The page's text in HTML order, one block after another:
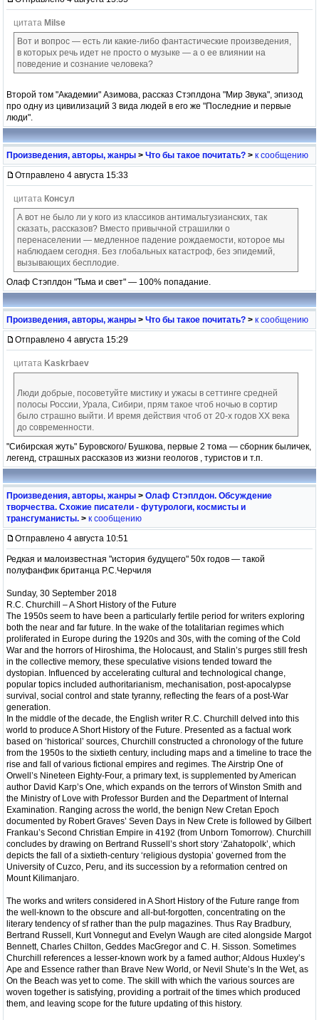
цитата Milse
Вот и вопрос — есть ли какие-либо фантастические произведения,
в которых речь идет не просто о музыке — а о ее влиянии на
поведение и сознание человека?
Второй том "Академии" Азимова, рассказ Стэплдона "Мир Звука", эпизод
про одну из цивилизаций 3 вида людей в его же "Последние и первые
люди".
Произведения, авторы, жанры > Что бы такое почитать? > к сообщению
Отправлено 4 августа 15:33
цитата Консул
А вот не было ли у кого из классиков антимальтузианских, так
сказать, рассказов? Вместо привычной страшилки о
перенаселении — медленное падение рождаемости, которое мы
наблюдаем сегодня. Без глобальных катастроф, без эпидемий,
вызывающих бесплодие.
Олаф Стэплдон "Тьма и свет" — 100% попадание.
Произведения, авторы, жанры > Что бы такое почитать? > к сообщению
Отправлено 4 августа 15:29
цитата Kaskrbaev
Люди добрые, посоветуйте мистику и ужасы в сеттинге средней
полосы России, Урала, Сибири, прям такое чтоб ночью в сортир
было страшно выйти. И время действия чтоб от 20-х годов XX века
до современности.
"Сибирская жуть" Буровского/ Бушкова, первые 2 тома — сборник быличек,
легенд, страшных рассказов из жизни геологов , туристов и т.п.
Произведения, авторы, жанры > Олаф Стэплдон. Обсуждение
творчества. Схожие писатели - футурологи, космисты и
трансгуманисты. > к сообщению
Отправлено 4 августа 10:51
Редкая и малоизвестная "история будущего" 50х годов — такой
полуфанфик британца Р.С.Черчиля
Sunday, 30 September 2018
R.C. Churchill – A Short History of the Future
The 1950s seem to have been a particularly fertile period for writers exploring
both the near and far future. In the wake of the totalitarian regimes which
proliferated in Europe during the 1920s and 30s, with the coming of the Cold
War and the horrors of Hiroshima, the Holocaust, and Stalin’s purges still fresh
in the collective memory, these speculative visions tended toward the
dystopian. Influenced by accelerating cultural and technological change,
popular topics included authoritarianism, mechanisation, post-apocalypse
survival, social control and state tyranny, reflecting the fears of a post-War
generation.
In the middle of the decade, the English writer R.C. Churchill delved into this
world to produce A Short History of the Future. Presented as a factual work
based on ‘historical’ sources, Churchill constructed a chronology of the future
from the 1950s to the sixtieth century, including maps and a timeline to trace the
rise and fall of various fictional empires and regimes. The Airstrip One of
Orwell’s Nineteen Eighty-Four, a primary text, is supplemented by American
author David Karp’s One, which expands on the terrors of Winston Smith and
the Ministry of Love with Professor Burden and the Department of Internal
Examination. Ranging across the world, the benign New Cretan Epoch
documented by Robert Graves’ Seven Days in New Crete is followed by Gilbert
Frankau’s Second Christian Empire in 4192 (from Unborn Tomorrow). Churchill
concludes by drawing on Bertrand Russell’s short story ‘Zahatopolk’, which
depicts the fall of a sixtieth-century ‘religious dystopia’ governed from the
University of Cuzco, Peru, and its succession by a reformation centred on
Mount Kilimanjaro.
The works and writers considered in A Short History of the Future range from
the well-known to the obscure and all-but-forgotten, concentrating on the
literary tendency of sf rather than the pulp magazines. Thus Ray Bradbury,
Bertrand Russell, Kurt Vonnegut and Evelyn Waugh are cited alongside Margot
Bennett, Charles Chilton, Geddes MacGregor and C. H. Sisson. Sometimes
Churchill references a lesser-known work by a famed author; Aldous Huxley’s
Ape and Essence rather than Brave New World, or Nevil Shute’s In the Wet, as
On the Beach was yet to come. The skill with which the various sources are
woven together is satisfying, providing a portrait of the times which produced
them, and leaving scope for the future updating of this history.